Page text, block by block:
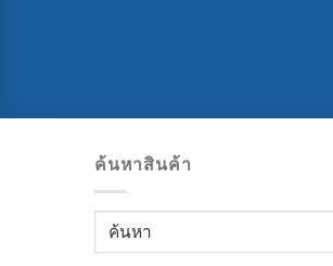
ค้นหาสินค้า
ค้นหา: